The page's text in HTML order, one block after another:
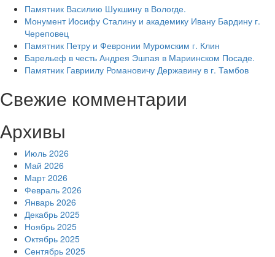
Памятник Василию Шукшину в Вологде.
Монумент Иосифу Сталину и академику Ивану Бардину г.
Череповец
Памятник Петру и Февронии Муромским г. Клин
Барельеф в честь Андрея Эшпая в Мариинском Посаде.
Памятник Гавриилу Романовичу Державину в г. Тамбов
Свежие комментарии
Архивы
Июль 2026
Май 2026
Март 2026
Февраль 2026
Январь 2026
Декабрь 2025
Ноябрь 2025
Октябрь 2025
Сентябрь 2025